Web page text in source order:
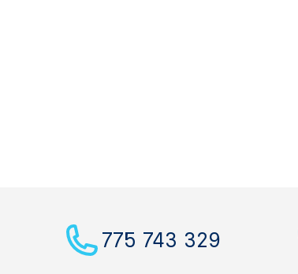
775 743 329